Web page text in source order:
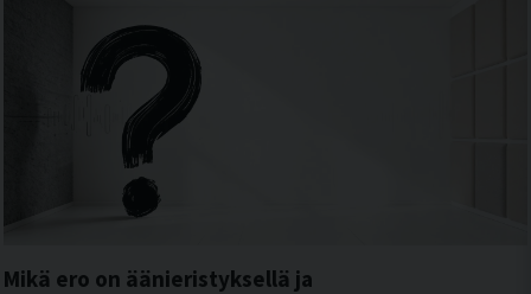
Mikä ero on äänieristyksellä ja